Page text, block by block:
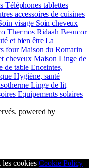
Téléphones tablettes
accessoires de cuisines
visage Soin cheveux
Thermos Ridaah Beaucor
et bien être La
fourMaison du Romarin
cheveux Maison Linge de
de table Enceintes,
Hygiène, santé
Linge de lit
Equipements solaires
powered by
les cookies Cookie Policy